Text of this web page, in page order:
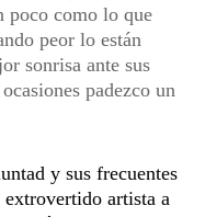
poco como lo que
peor lo están
sonrisa ante sus
padezco un
y sus frecuentes
extrovertido artista a